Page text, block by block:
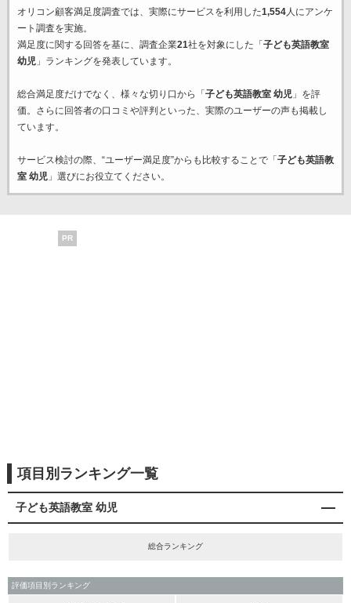
オリコン顧客満足度調査では、実際にサービスを利用した1,554人にアンケ
ート調査を実施。
満足度に関する回答を基に、調査企業21社を対象にした「 子ども英語教室
幼児」ランキングを発表しています。
総合満足度だけでなく、様々な切り口から「 子ども英語教室 幼児」を評
価。さらに回答者の口コミや評判といった、実際のユーザーの声も掲載し
ています。
サービス検討の際、“ユーザー満足度”からも比較することで「 子ども英語教
室 幼児」選びにお役立てください。
PR
項目別ランキング一覧
子ども英語教室 幼児
総合ランキング
評価項目別ランキング